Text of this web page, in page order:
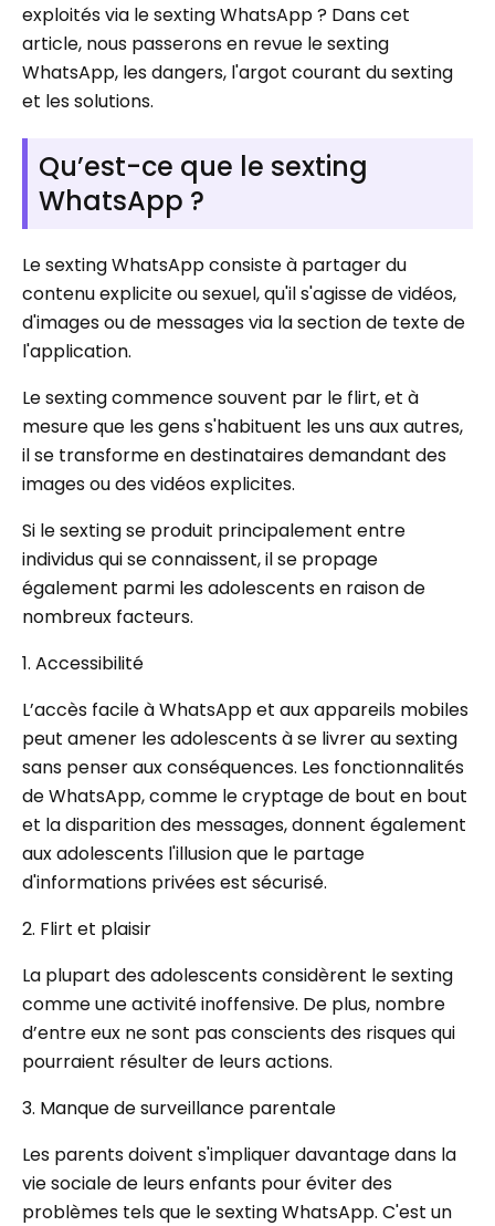
exploités via le sexting WhatsApp ? Dans cet
article, nous passerons en revue le sexting
WhatsApp, les dangers, l'argot courant du sexting
et les solutions.
Qu’est-ce que le sexting
WhatsApp ?
Le sexting WhatsApp consiste à partager du
contenu explicite ou sexuel, qu'il s'agisse de vidéos,
d'images ou de messages via la section de texte de
l'application.
Le sexting commence souvent par le flirt, et à
mesure que les gens s'habituent les uns aux autres,
il se transforme en destinataires demandant des
images ou des vidéos explicites.
Si le sexting se produit principalement entre
individus qui se connaissent, il se propage
également parmi les adolescents en raison de
nombreux facteurs.
1. Accessibilité
L’accès facile à WhatsApp et aux appareils mobiles
peut amener les adolescents à se livrer au sexting
sans penser aux conséquences. Les fonctionnalités
de WhatsApp, comme le cryptage de bout en bout
et la disparition des messages, donnent également
aux adolescents l'illusion que le partage
d'informations privées est sécurisé.
2. Flirt et plaisir
La plupart des adolescents considèrent le sexting
comme une activité inoffensive. De plus, nombre
d’entre eux ne sont pas conscients des risques qui
pourraient résulter de leurs actions.
3. Manque de surveillance parentale
Les parents doivent s'impliquer davantage dans la
vie sociale de leurs enfants pour éviter des
problèmes tels que le sexting WhatsApp. C'est un